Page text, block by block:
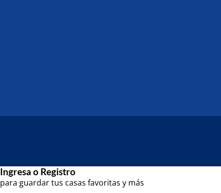
Ingresa o Registro
para guardar tus casas favoritas y más